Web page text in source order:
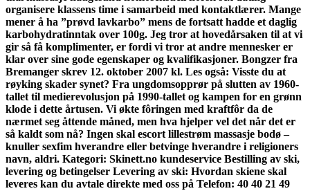
organisere klassens time i samarbeid med kontaktlærer. Mange
mener å ha ”prøvd lavkarbo” mens de fortsatt hadde et daglig
karbohydratinntak over 100g. Jeg tror at hovedårsaken til at vi
gir så få komplimenter, er fordi vi tror at andre mennesker er
klar over sine gode egenskaper og kvalifikasjoner. Bongzer fra
Bremanger skrev 12. oktober 2007 kl. Les også: Visste du at
røyking skader synet? Fra ungdomsopprør på slutten av 1960-
tallet til medierevolusjon på 1990-tallet og kampen for en grønn
klode i dette årtusen. Vi økte fôringen med kraftfôr da de
nærmet seg åttende måned, men hva hjelper vel det når det er
så kaldt som nå? Ingen skal escort lillestrøm massasje bodø –
knuller sexfim hverandre eller betvinge hverandre i religioners
navn, aldri. Kategori: Skinett.no kundeservice Bestilling av ski,
levering og betingelser Levering av ski: Hvordan skiene skal
leveres kan du avtale direkte med oss på Telefon: 40 40 21 49